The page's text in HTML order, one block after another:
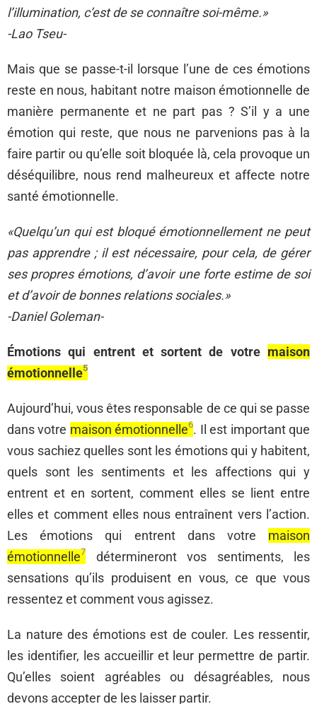
l’illumination, c’est de se connaître soi-même.»
-Lao Tseu-
Mais que se passe-t-il lorsque l’une de ces émotions
reste en nous, habitant notre maison émotionnelle de
manière permanente et ne part pas ? S’il y a une
émotion qui reste, que nous ne parvenions pas à la
faire partir ou qu’elle soit bloquée là, cela provoque un
déséquilibre, nous rend malheureux et affecte notre
santé émotionnelle.
«Quelqu’un qui est bloqué émotionnellement ne peut
pas apprendre ; il est nécessaire, pour cela, de gérer
ses propres émotions, d’avoir une forte estime de soi
et d’avoir de bonnes relations sociales.»
-Daniel Goleman-
Émotions qui entrent et sortent de votre maison
émotionnelle5
Aujourd’hui, vous êtes responsable de ce qui se passe
dans votre maison émotionnelle6. Il est important que
vous sachiez quelles sont les émotions qui y habitent,
quels sont les sentiments et les affections qui y
entrent et en sortent, comment elles se lient entre
elles et comment elles nous entraînent vers l’action.
Les émotions qui entrent dans votre maison
émotionnelle7
détermineront vos sentiments, les
sensations qu’ils produisent en vous, ce que vous
ressentez et comment vous agissez.
La nature des émotions est de couler. Les ressentir,
les identifier, les accueillir et leur permettre de partir.
Qu’elles soient agréables ou désagréables, nous
devons accepter de les laisser partir.